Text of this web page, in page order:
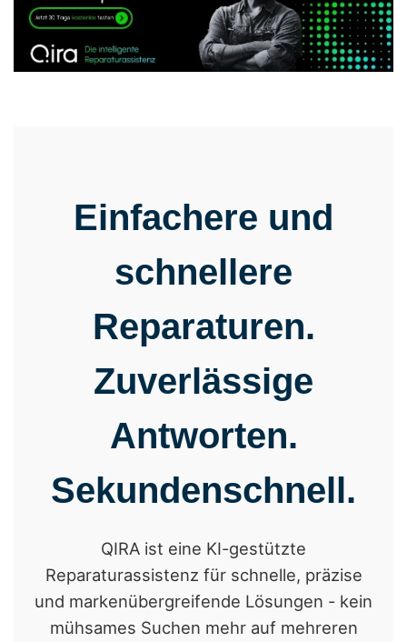
Einfachere und
schnellere
Reparaturen.
Zuverlässige
Antworten.
Sekundenschnell.
QIRA ist eine KI-gestützte
Reparaturassistenz für schnelle, präzise
und markenübergreifende Lösungen - kein
mühsames Suchen mehr auf mehreren